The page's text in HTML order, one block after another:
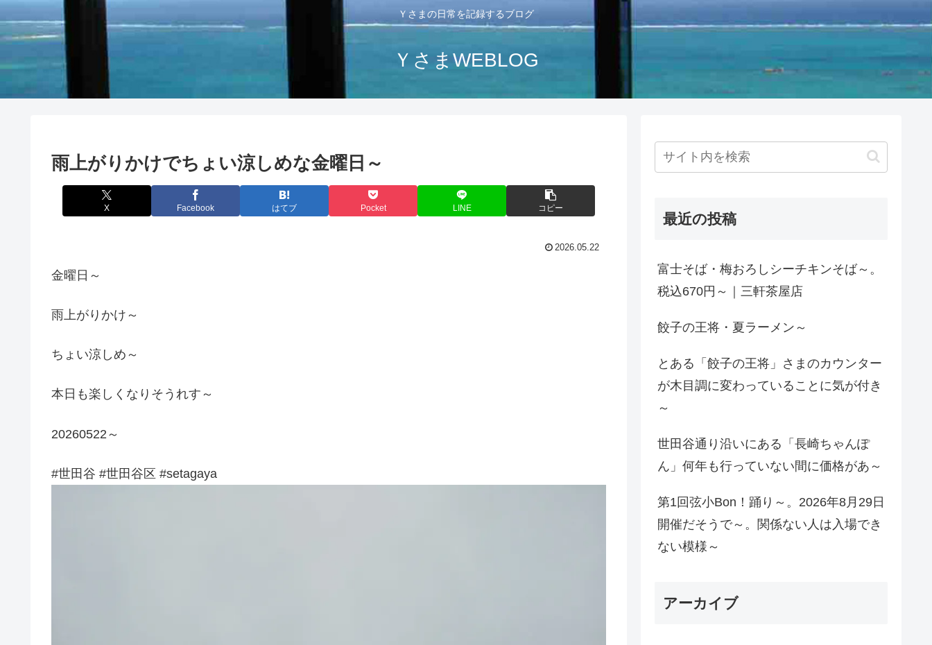
Ｙさまの日常を記録するブログ
ＹさまWEBLOG
雨上がりかけでちょい涼しめな金曜日～
X Facebook はてブ Pocket LINE コピー
2026.05.22
金曜日～
雨上がりかけ～
ちょい涼しめ～
本日も楽しくなりそうれす～
20260522～
#世田谷 #世田谷区 #setagaya
最近の投稿
富士そば・梅おろしシーチキンそば～。
税込670円～｜三軒茶屋店
餃子の王将・夏ラーメン～
とある「餃子の王将」さまのカウンター
が木目調に変わっていることに気が付き
～
世田谷通り沿いにある「長崎ちゃんぽ
ん」何年も行っていない間に価格があ～
第1回弦小Bon！踊り～。2026年8月29日
開催だそうで～。関係ない人は入場でき
ない模様～
アーカイブ